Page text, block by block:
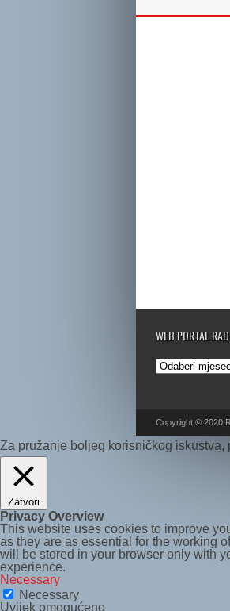
WEB PORTAL
Web
–
Copyright © 2020
Za pružanje boljeg korisničkog
Zatvori
Privacy Overview
This website uses cookies to improve
as they are as essential for the working
will be stored in your browser only with
experience.
Necessary
Necessary
Uvijek omogućeno